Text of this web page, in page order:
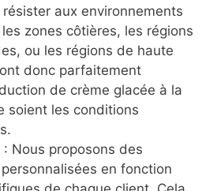
aux environnements
zones côtières, les régions
ou les régions de haute
donc parfaitement
de crème glacée à la
soient les conditions
: Nous proposons des
en fonction